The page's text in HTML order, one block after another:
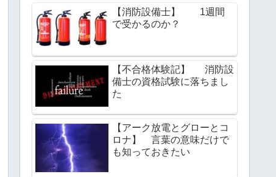
【消防設備士】 1週間
で受かるのか？
【不合格体験記】 消防設
備士の資格試験に落ちまし
た
【アーク放電とグローとコ
ロナ】 言葉の意味だけで
も知っておきたい